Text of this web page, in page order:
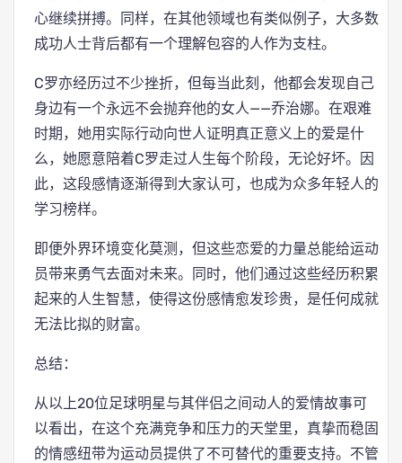
心继续拼搏。同样，在其他领域也有类似例子，大多数
成功人士背后都有一个理解包容的人作为支柱。
C罗亦经历过不少挫折，但每当此刻，他都会发现自己
身边有一个永远不会抛弃他的女人——乔治娜。在艰难
时期，她用实际行动向世人证明真正意义上的爱是什
么，她愿意陪着C罗走过人生每个阶段，无论好坏。因
此，这段感情逐渐得到大家认可，也成为众多年轻人的
学习榜样。
即便外界环境变化莫测，但这些恋爱的力量总能给运动
员带来勇气去面对未来。同时，他们通过这些经历积累
起来的人生智慧，使得这份感情愈发珍贵，是任何成就
无法比拟的财富。
总结：
从以上20位足球明星与其伴侣之间动人的爱情故事可
以看出，在这个充满竞争和压力的天堂里，真挚而稳固
的情感纽带为运动员提供了不可替代的重要支持。不管